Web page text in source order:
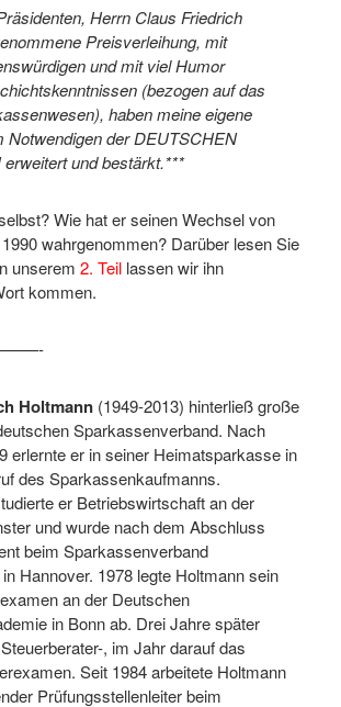
Herrn Claus Friedrich
Preisverleihung, mit
und mit viel Humor
(bezogen auf das
haben meine eigene
Notwendigen der DEUTSCHEN
und bestärkt.***
Wie hat er seinen Wechsel von
wahrgenommen? Darüber lesen Sie
unserem 2. Teil lassen wir ihn
kommen.
Holtmann (1949-2013) hinterließ große
Sparkassenverband. Nach
erlernte er in seiner Heimatsparkasse in
des Sparkassenkaufmanns.
er Betriebswirtschaft an der
und wurde nach dem Abschluss
beim Sparkassenverband
Hannover. 1978 legte Holtmann sein
an der Deutschen
in Bonn ab. Drei Jahre später
, im Jahr darauf das
Seit 1984 arbeitete Holtmann
Prüfungsstellenleiter beim